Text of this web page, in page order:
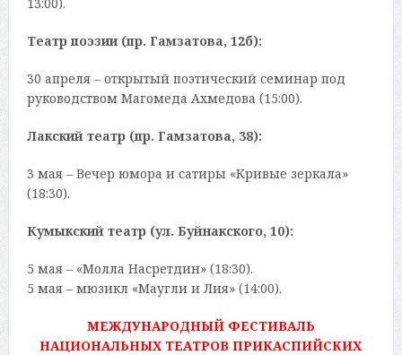
Театр поэзии (пр. Гамзатова, 12б):
30 апреля – открытый поэтический семинар под
руководством Магомеда Ахмедова (15:00).
Лакский театр (пр. Гамзатова, 38):
3 мая – Вечер юмора и сатиры «Кривые зеркала»
(18:30).
Кумыкский театр (ул. Буйнакского, 10):
5 мая – «Молла Насретдин» (18:30).
5 мая – мюзикл «Маугли и Лия» (14:00).
МЕЖДУНАРОДНЫЙ ФЕСТИВАЛЬ
НАЦИОНАЛЬНЫХ ТЕАТРОВ ПРИКАСПИЙСКИХ